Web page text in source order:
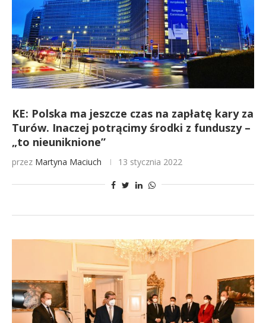
KE: Polska ma jeszcze czas na zapłatę kary za
Turów. Inaczej potrącimy środki z funduszy –
„to nieuniknione”
przez Martyna Maciuch 13 stycznia 2022